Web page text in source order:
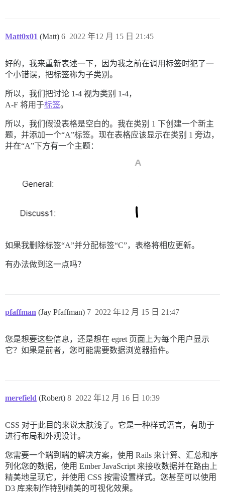
Matt0x01 (Matt) 2022 年12 月 15 日 21:45
6
好的，我来重新表述一下，因为我之前在调用标签时犯了一
个小错误，把标签称为子类别。
所以，我们把讨论 1-4 视为类别 1-4，
A-F 将用于标签。
所以，我们假设表格是空白的。我在类别 1 下创建一个新主
题，并添加一个“A”标签。现在表格应该显示在类别 1 旁边，
并在“A”下方有一个主题：
如果我删除标签“A”并分配标签“C”，表格将相应更新。
有办法做到这一点吗？
pfaffman (Jay Pfaffman) 2022 年12 月 15 日 21:47
7
您是想要这些信息，还是想在 egret 页面上为每个用户显示
它？如果是前者，您可能需要数据浏览器插件。
merefield (Robert) 2022 年12 月 16 日 10:39
8
CSS 对于此目的来说太肤浅了。它是一种样式语言，有助于
进行布局和外观设计。
您需要一个端到端的解决方案，使用 Rails 来计算、汇总和序
列化您的数据，使用 Ember JavaScript 来接收数据并在路由上
精美地呈现它，并使用 CSS 按需设置样式。您甚至可以使用
D3 库来制作特别精美的可视化效果。